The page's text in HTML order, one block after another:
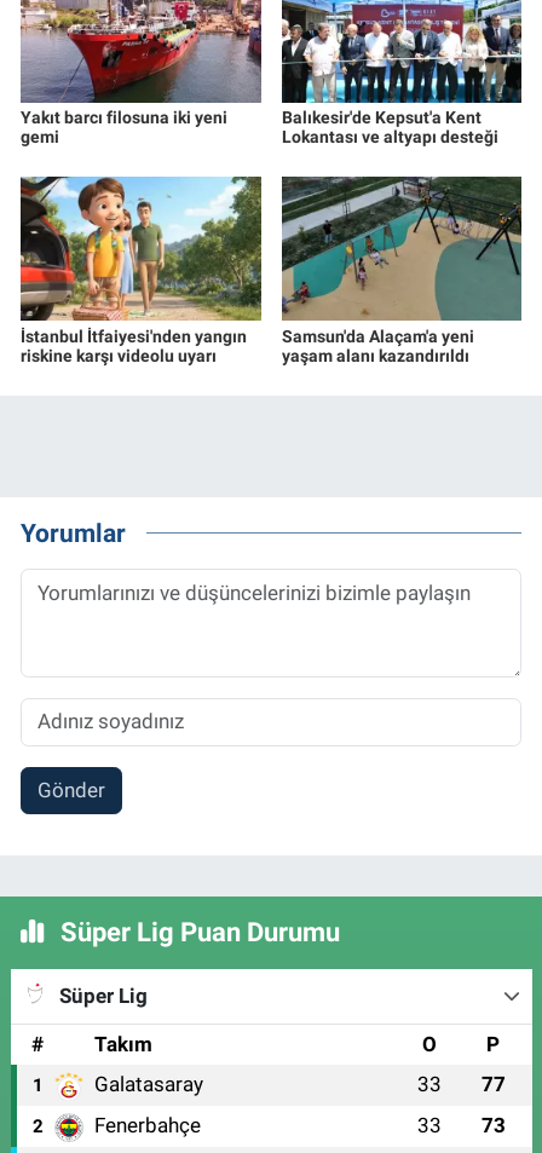
Yakıt barcı filosuna iki yeni
gemi
Balıkesir'de Kepsut'a Kent
Lokantası ve altyapı desteği
İstanbul İtfaiyesi'nden yangın
riskine karşı videolu uyarı
Samsun'da Alaçam'a yeni
yaşam alanı kazandırıldı
Yorumlar
Gönder
Süper Lig Puan Durumu
Süper Lig
#
Takım O P
1 Galatasaray 33 77
2 Fenerbahçe 33 73